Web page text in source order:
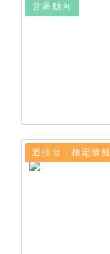
営業動向
遊技台・検定情報